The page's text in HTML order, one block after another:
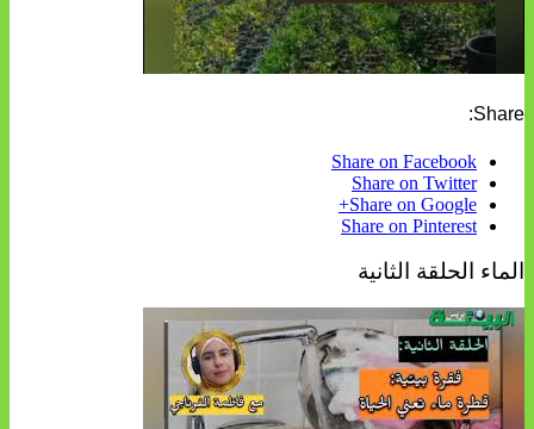
Share:
Share on Facebook
Share on Twitter
Share on Google+
Share on Pinterest
الماء الحلقة الثانية